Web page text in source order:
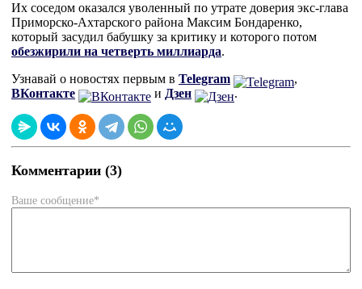
Их соседом оказался уволенный по утрате доверия экс-глава
Приморско-Ахтарского района Максим Бондаренко,
который засудил бабушку за критику и которого потом
обезжирили на четверть миллиарда.
Узнавай о новостях первым в Telegram
,
ВКонтакте
и Дзен .
Комментарии (3)
Ваше сообщение*